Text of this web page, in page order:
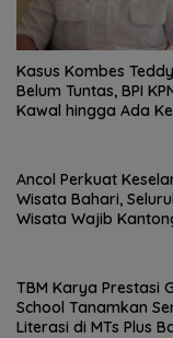
Kasus Kombes
Belum Tuntas, BPI
Kawal hingga Ada
Ancol Perkuat
Wisata Bahari,
Wisata Wajib
TBM Karya Prestasi
School Tanamkan
Literasi di MTs Plus